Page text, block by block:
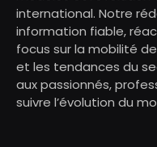
international. Notre
information fiable,
focus sur la mobilité
et les tendances du
aux passionnés,
suivre l’évolution du